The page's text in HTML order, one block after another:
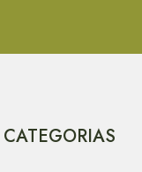
CATEGORIAS